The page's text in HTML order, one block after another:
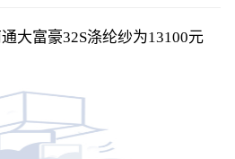
大富豪32S涤纶纱为13100元